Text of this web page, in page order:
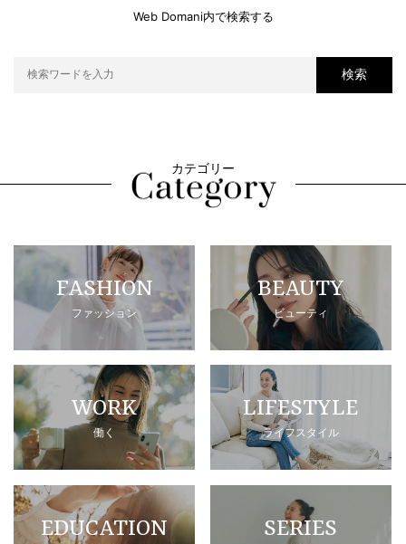
Web Domani内で検索する
検索
カテゴリー
FASHION
ファッション
BEAUTY
ビューティ
WORK
働く
LIFESTYLE
ライフスタイル
EDUCATION SERIES